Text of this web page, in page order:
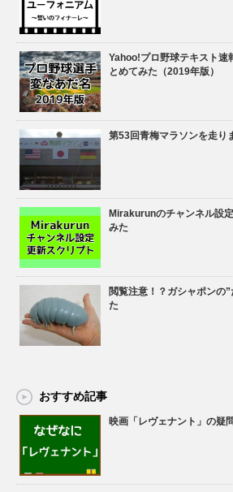
Yahoo!プロ野球テキスト速
とめてみた（2019年版）
第53回青梅マラソンを走り
Mirakurunのチャンネル設
みた
閲覧注意！？ガシャポンの
た
おすすめ記事
映画「レヴェナント」の疑